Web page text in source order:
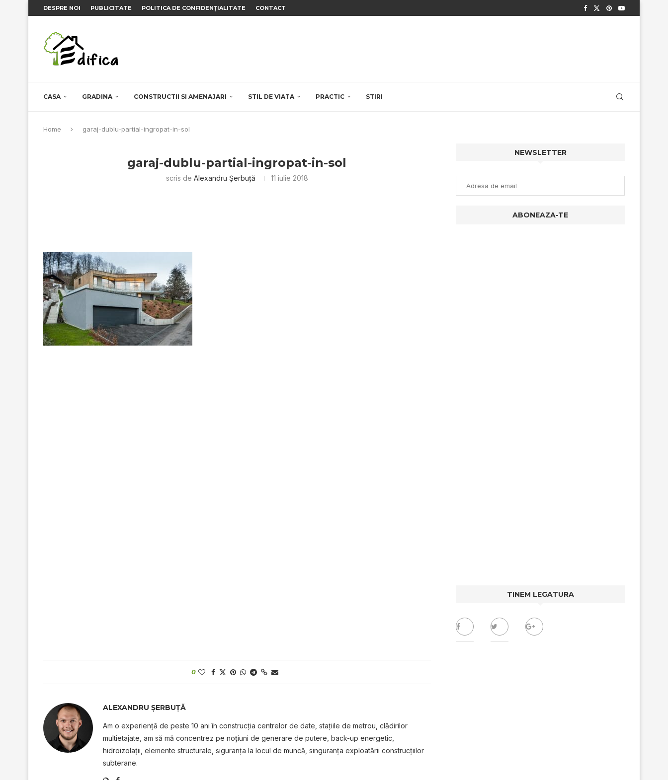
DESPRE NOI PUBLICITATE POLITICA DE CONFIDENȚIALITATE CONTACT
CASA GRADINA CONSTRUCTII SI AMENAJARI STIL DE VIATA PRACTIC STIRI
Home garaj-dublu-partial-ingropat-in-sol
garaj-dublu-partial-ingropat-in-sol
scris de Alexandru Șerbuță 11 iulie 2018
0
ALEXANDRU ȘERBUȚĂ
Am o experienţă de peste 10 ani în construcţia centrelor de date, staţiile de metrou, clădirilor
multietajate, am să mă concentrez pe noţiuni de generare de putere, back-up energetic,
hidroizolaţii, elemente structurale, siguranţa la locul de muncă, singuranţa exploatării construcţiilor
subterane.
NEWSLETTER
TINEM LEGATURA